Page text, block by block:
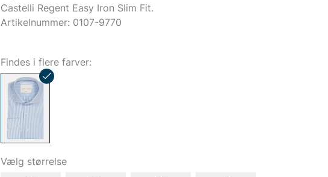
Castelli Regent Easy Iron Slim Fit.
Artikelnummer: 0107-9770
Findes i flere farver:
Vælg størrelse